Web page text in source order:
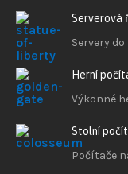
Serverová
Servery
Herní
Výkonné
Stolní
Počítače